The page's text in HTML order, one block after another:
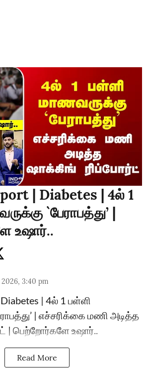
| Diabetes | 4ல் 1
`பேராபத்து’ |
உஷார்..
3:40 pm
| 4ல் 1 பள்ளி
| எச்சரிக்கை மணி அடித்த
| பெற்றோர்களே உஷார்..
Read More